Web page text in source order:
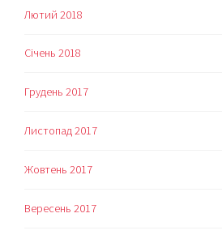
Лютий 2018
Січень 2018
Грудень 2017
Листопад 2017
Жовтень 2017
Вересень 2017